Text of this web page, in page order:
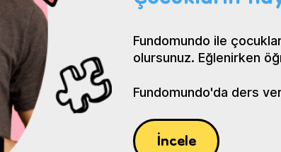
Fundomundo ile
olursunuz. Eğlenirken
Fundomundo'da ders
İncele